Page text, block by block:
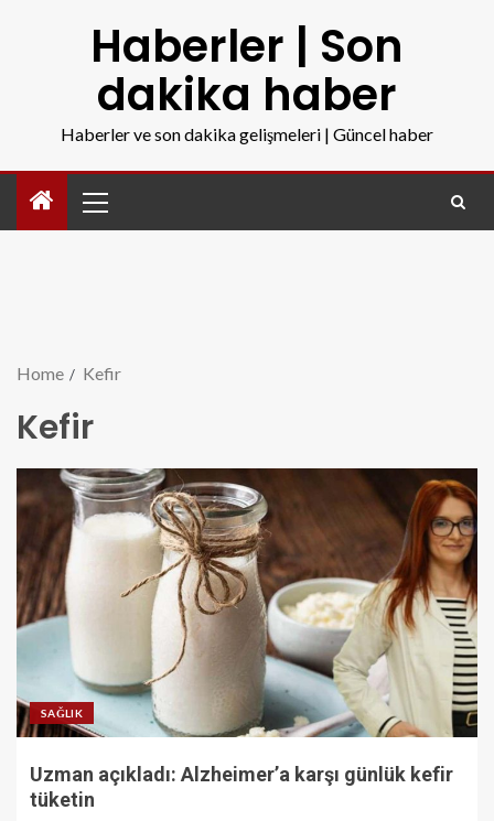
Haberler | Son
dakika haber
Haberler ve son dakika gelişmeleri | Güncel haber
Home Kefir
Kefir
SAĞLIK
Uzman açıkladı: Alzheimer’a karşı günlük kefir
tüketin